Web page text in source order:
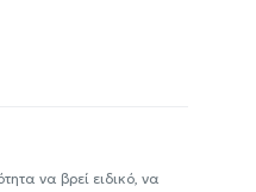
να βρεί ειδικό, να